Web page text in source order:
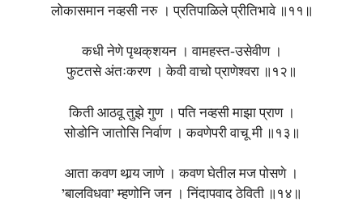
लोकासमान नव्हसी नरु । प्रतिपाळिले प्रीतिभावे ॥११॥
कधी नेणे पृथक्‌शयन । वामहस्त-उसेवीण ।
फुटतसे अंतःकरण । केवी वाचो प्राणेश्वरा ॥१२॥
किती आठवू तुझे गुण । पति नव्हसी माझा प्राण ।
सोडोनि जातोसि निर्वाण । कवणेपरी वाचू मी ॥१३॥
आता कवण थार्‍य जाणे । कवण घेतील मज पोसणे ।
’बालविधवा’ म्हणोनि जन । निंदापवाद ठेविती ॥१४॥